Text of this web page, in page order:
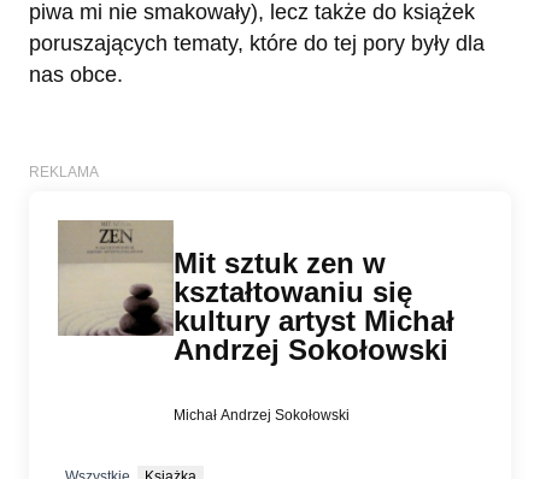
piwa mi nie smakowały), lecz także do książek
poruszających tematy, które do tej pory były dla
nas obce.